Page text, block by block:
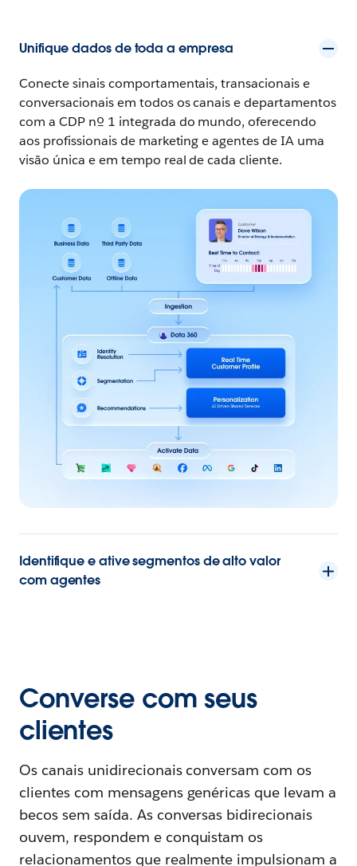
Unifique dados de toda a empresa
Conecte sinais comportamentais, transacionais e
conversacionais em todos os canais e departamentos
com a CDP nº 1 integrada do mundo, oferecendo
aos profissionais de marketing e agentes de IA uma
visão única e em tempo real de cada cliente.
Identifique e ative segmentos de alto valor
com agentes
Converse com seus
clientes
Os canais unidirecionais conversam com os
clientes com mensagens genéricas que levam a
becos sem saída. As conversas bidirecionais
ouvem, respondem e conquistam os
relacionamentos que realmente impulsionam a